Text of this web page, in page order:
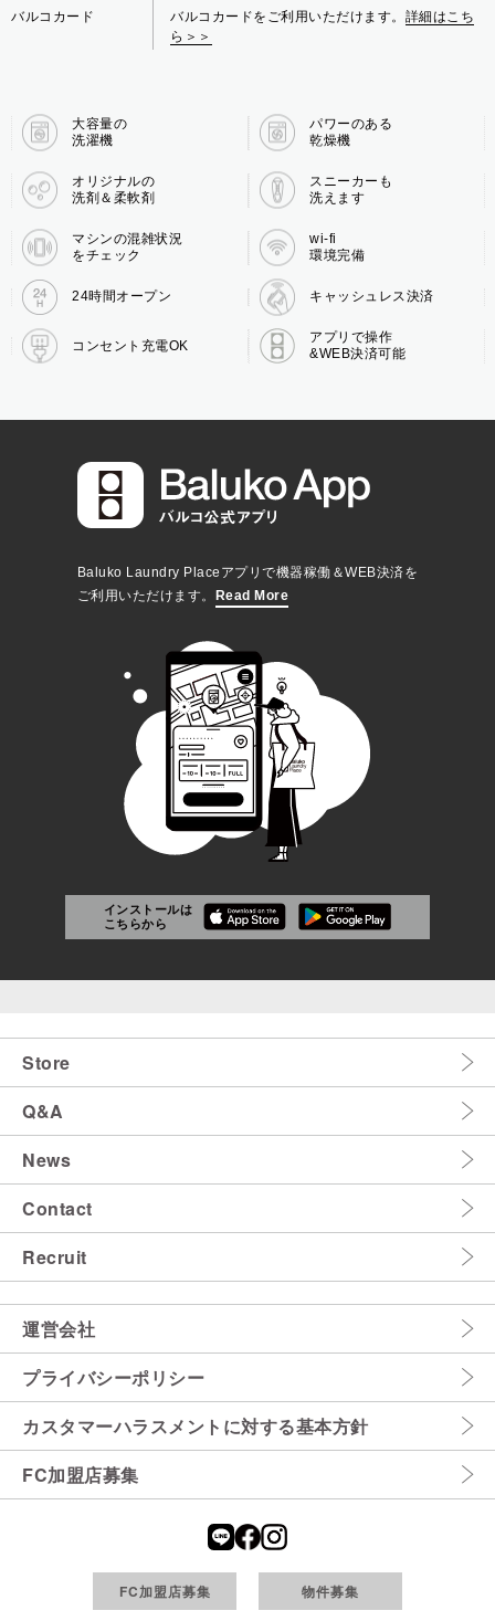
バルコカード
バルコカードをご利用いただけます。 詳細はこち
ら＞＞
大容量の
洗濯機
パワーのある
乾燥機
オリジナルの
洗剤＆柔軟剤
スニーカーも
洗えます
マシンの混雑状況
をチェック
wi-fi
環境完備
24時間オープン キャッシュレス決済
コンセント充電OK
アプリで操作
&WEB決済可能
Baluko Laundry Placeアプリで機器稼働＆WEB決済を
ご利用いただけます。 Read More
インストールは
こちらから
Store
Q&A
News
Contact
Recruit
運営会社
プライバシーポリシー
カスタマーハラスメントに対する基本方針
FC加盟店募集
FC加盟店募集 物件募集